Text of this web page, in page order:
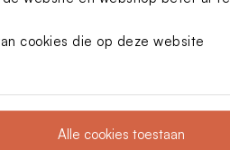
cookies die op deze website
Alle cookies toestaan